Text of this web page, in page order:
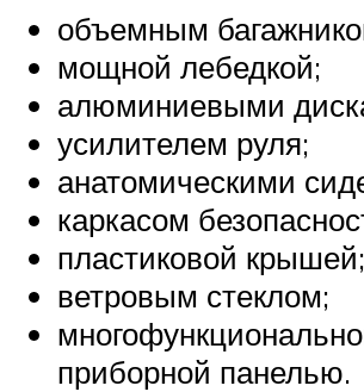
объемным
мощной лебедкой;
алюминиевыми
усилителем руля;
анатомическими
каркасом
пластиковой крышей;
ветровым стеклом;
приборной панелью.